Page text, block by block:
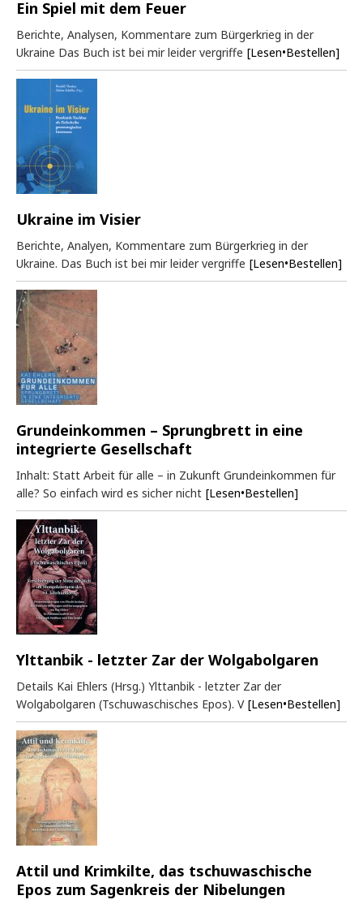
Ein Spiel mit dem Feuer
Berichte, Analysen, Kommentare zum Bürgerkrieg in der
Ukraine Das Buch ist bei mir leider vergriffe [Lesen•Bestellen]
Ukraine im Visier
Berichte, Analyen, Kommentare zum Bürgerkrieg in der
Ukraine. Das Buch ist bei mir leider vergriffe [Lesen•Bestellen]
Grundeinkommen – Sprungbrett in eine
integrierte Gesellschaft
Inhalt: Statt Arbeit für alle – in Zukunft Grundeinkommen für
alle? So einfach wird es sicher nicht [Lesen•Bestellen]
Ylttanbik - letzter Zar der Wolgabolgaren
Details Kai Ehlers (Hrsg.) Ylttanbik - letzter Zar der
Wolgabolgaren (Tschuwaschisches Epos). V [Lesen•Bestellen]
Attil und Krimkilte, das tschuwaschische
Epos zum Sagenkreis der Nibelungen